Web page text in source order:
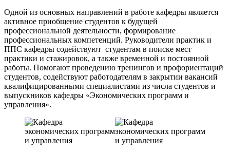
Одной из основных направлений в работе кафедры является
активное приобщение студентов к будущей
профессиональной деятельности, формирование
профессиональных компетенций. Руководители практик и
ППС кафедры содействуют студентам в поиске мест
практики и стажировок, а также временной и постоянной
работы. Помогают проведению тренингов и профориентаций
студентов, содействуют работодателям в закрытии вакансий
квалифицированными специалистами из числа студентов и
выпускников кафедры «Экономических программ и
управления».